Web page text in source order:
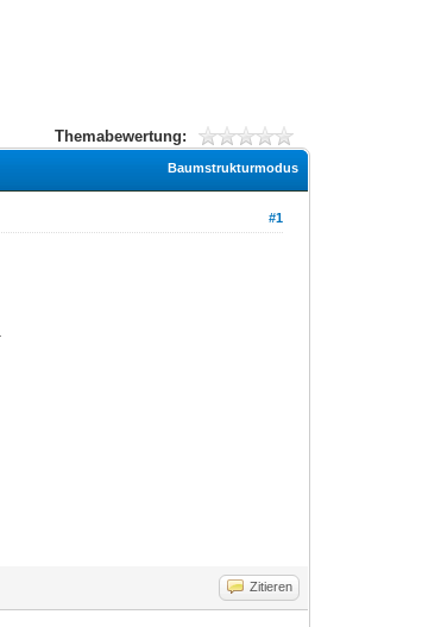
Themabewertung:
Baumstrukturmodus
#1
Zitieren